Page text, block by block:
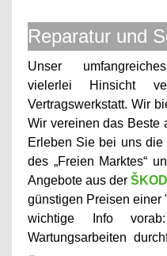
Reparatur und
Unser
vielerlei Hinsicht
Vertragswerkstatt. Wir
Wir vereinen das Beste
Erleben Sie bei uns die
des „Freien Marktes“
Angebote aus der
günstigen Preisen einer
wichtige Info
Wartungsarbeiten